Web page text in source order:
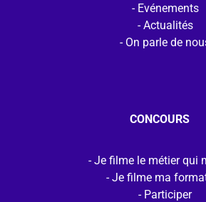
Evénements
Actualités
On parle de
CONCOURS
Je filme le métier qui
Je filme ma
Participer